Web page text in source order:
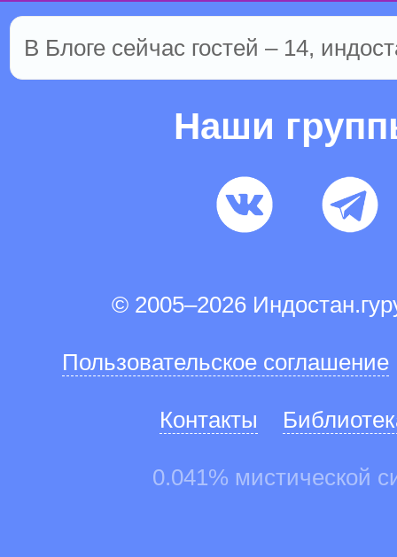
В Блоге сейчас гостей – 14,
Наши
© 2005–2026
Пользовательское соглашение
Контакты
0.041% мистической